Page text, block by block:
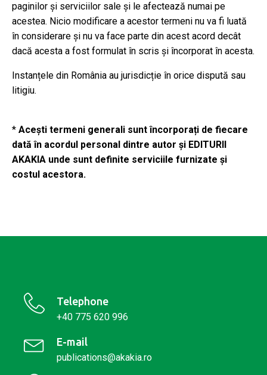
paginilor și serviciilor sale și le afectează numai pe
acestea. Nicio modificare a acestor termeni nu va fi luată
în considerare și nu va face parte din acest acord decât
dacă acesta a fost formulat în scris și încorporat în acesta.
Instanțele din România au jurisdicție în orice dispută sau
litigiu.
* Acești termeni generali sunt încorporați de fiecare
dată în acordul personal dintre autor și EDITURII
AKAKIA unde sunt definite serviciile furnizate și
costul acestora.
Telephone
+40 775 620 996
E-mail
publications@akakia.ro